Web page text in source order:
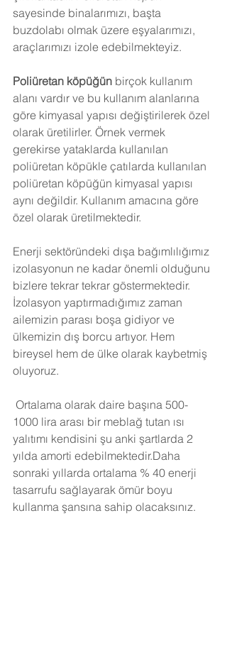
sayesinde binalarımızı, başta
buzdolabı olmak üzere eşyalarımızı,
araçlarımızı izole edebilmekteyiz.
Poliüretan köpüğün birçok kullanım
alanı vardır ve bu kullanım alanlarına
göre kimyasal yapısı değiştirilerek özel
olarak üretilirler. Örnek vermek
gerekirse yataklarda kullanılan
poliüretan köpükle çatılarda kullanılan
poliüretan köpüğün kimyasal yapısı
aynı değildir. Kullanım amacına göre
özel olarak üretilmektedir.
Enerji sektöründeki dışa bağımlılığımız
izolasyonun ne kadar önemli olduğunu
bizlere tekrar tekrar göstermektedir.
İzolasyon yaptırmadığımız zaman
ailemizin parası boşa gidiyor ve
ülkemizin dış borcu artıyor. Hem
bireysel hem de ülke olarak kaybetmiş
oluyoruz.
Ortalama olarak daire başına 500-
1000 lira arası bir meblağ tutan ısı
yalıtımı kendisini şu anki şartlarda 2
yılda amorti edebilmektedir.Daha
sonraki yıllarda ortalama % 40 enerji
tasarrufu sağlayarak ömür boyu
kullanma şansına sahip olacaksınız.